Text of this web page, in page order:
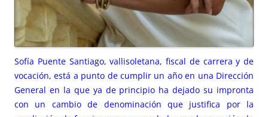
Sofía Puente Santiago, vallisoletana, fiscal de carrera y de
vocación, está a punto de cumplir un año en una Dirección
General en la que ya de principio ha dejado su impronta
con un cambio de denominación que justifica por la